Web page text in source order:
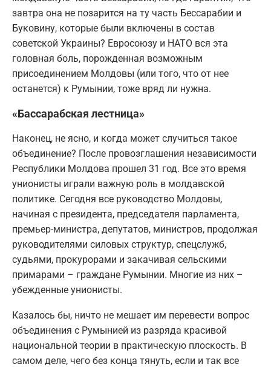
завтра она не позарится на ту часть Бессарабии и
Буковину, которые были включены в состав
советской Украины? Евросоюзу и НАТО вся эта
головная боль, порожденная возможным
присоединением Молдовы (или того, что от нее
останется) к Румынии, тоже вряд ли нужна.
«Бассарабская лестница»
Наконец, не ясно, и когда может случиться такое
объединение? После провозглашения независимости
Республики Молдова прошел 31 год. Все это время
унионисты играли важную роль в молдавской
политике. Сегодня все руководство Молдовы,
начиная с президента, председателя парламента,
премьер-министра, депутатов, министров, продолжая
руководителями силовых структур, спецслужб,
судьями, прокурорами и закачивая сельскими
примарами – граждане Румынии. Многие из них –
убежденные унионисты.
Казалось бы, ничто не мешает им перевести вопрос
объединения с Румынией из разряда красивой
национальной теории в практическую плоскость. В
самом деле, чего без конца тянуть, если и так все